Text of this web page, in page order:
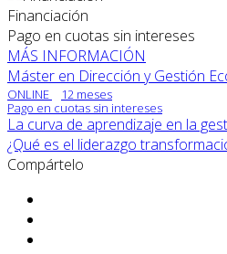
Financiación
Pago en cuotas sin intereses
MÁS INFORMACIÓN
Máster en Dirección y Gestión
ONLINE
12 meses
Pago en cuotas sin intereses
La curva de aprendizaje en la
¿Qué es el liderazgo
Compártelo